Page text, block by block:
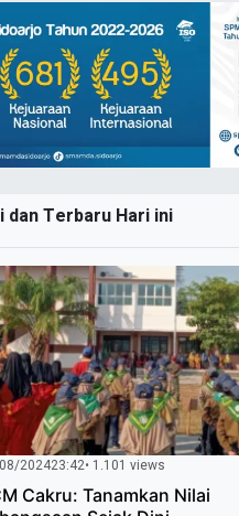
dan Terbaru Hari ini
202423:42• 1.101 views
Cakru: Tanamkan Nilai